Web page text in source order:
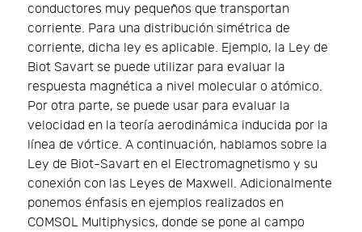
conductores muy pequeños que transportan
corriente. Para una distribución simétrica de
corriente, dicha ley es aplicable. Ejemplo, la Ley de
Biot Savart se puede utilizar para evaluar la
respuesta magnética a nivel molecular o atómico.
Por otra parte, se puede usar para evaluar la
velocidad en la teoría aerodinámica inducida por la
línea de vórtice. A continuación, hablamos sobre la
Ley de Biot-Savart en el Electromagnetismo y su
conexión con las Leyes de Maxwell. Adicionalmente
ponemos énfasis en ejemplos realizados en
COMSOL Multiphysics, donde se pone al campo